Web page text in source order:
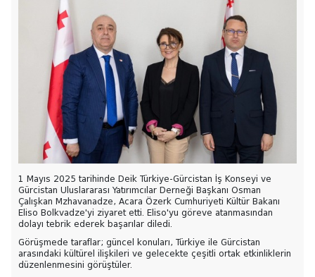
1 Mayıs 2025 tarihinde Deik Türkiye-Gürcistan İş Konseyi ve
Gürcistan Uluslararası Yatırımcılar Derneği Başkanı Osman
Çalışkan Mzhavanadze, Acara Özerk Cumhuriyeti Kültür Bakanı
Eliso Bolkvadze'yi ziyaret etti. Eliso'yu göreve atanmasından
dolayı tebrik ederek başarılar diledi.
Görüşmede taraflar; güncel konuları, Türkiye ile Gürcistan
arasındaki kültürel ilişkileri ve gelecekte çeşitli ortak etkinliklerin
düzenlenmesini görüştüler.